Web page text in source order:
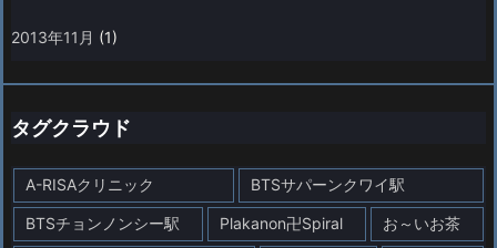
2013年11月 (1)
タグクラウド
A-RISAクリニック BTSサパーンクワイ駅
BTSチョンノンシー駅 Plakanon卍Spiral お～いお茶